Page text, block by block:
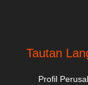
Tautan
Profil